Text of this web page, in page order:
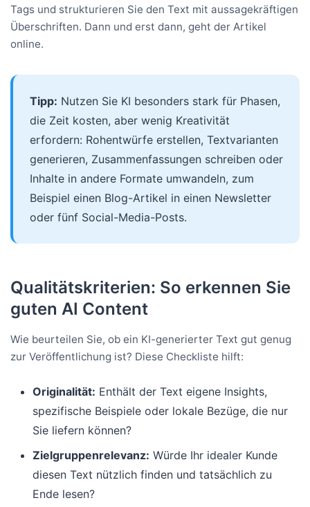
Tags und strukturieren Sie den Text mit aussagekräftigen
Überschriften. Dann und erst dann, geht der Artikel
online.
Tipp: Nutzen Sie KI besonders stark für Phasen,
die Zeit kosten, aber wenig Kreativität
erfordern: Rohentwürfe erstellen, Textvarianten
generieren, Zusammenfassungen schreiben oder
Inhalte in andere Formate umwandeln, zum
Beispiel einen Blog-Artikel in einen Newsletter
oder fünf Social-Media-Posts.
Qualitätskriterien: So erkennen Sie
guten AI Content
Wie beurteilen Sie, ob ein KI-generierter Text gut genug
zur Veröffentlichung ist? Diese Checkliste hilft:
Originalität: Enthält der Text eigene Insights,
spezifische Beispiele oder lokale Bezüge, die nur
Sie liefern können?
Zielgruppenrelevanz: Würde Ihr idealer Kunde
diesen Text nützlich finden und tatsächlich zu
Ende lesen?